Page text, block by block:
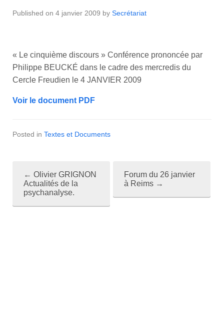
Published on 4 janvier 2009 by Secrétariat
« Le cinquième discours » Conférence prononcée par
Philippe BEUCKÉ dans le cadre des mercredis du
Cercle Freudien le 4 JANVIER 2009
Voir le document PDF
Posted in Textes et Documents
← Olivier GRIGNON
Actualités de la
psychanalyse.
Forum du 26 janvier
à Reims →